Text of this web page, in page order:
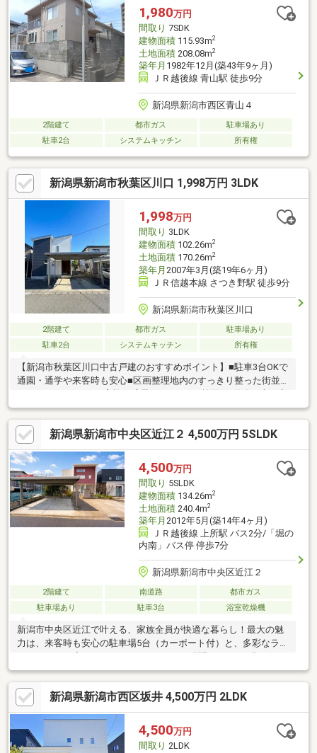
1,980万円
間取り 7SDK
建物面積115.93m2
土地面積208.08m2
築年月 1982年12月(築43年9ヶ月)
ＪＲ越後線 青山駅 徒歩9分
新潟県新潟市西区青山４
2階建て 都市ガス
駐車場あり
駐車2台
システムキッチン 所有権
新潟県新潟市秋葉区川口 1,998万円 3LDK
1,998万円
間取り 3LDK
建物面積102.26m2
土地面積170.26m2
築年月 2007年3月(築19年6ヶ月)
ＪＲ信越本線 さつき野駅 徒歩9分
新潟県新潟市秋葉区川口
2階建て 都市ガス
駐車場あり
駐車2台
システムキッチン 所有権
【新潟市秋葉区川口中古戸建のおすすめポイント】■駐車3台OKで
通園・通学や来客時も安心■区画整理地内のすっきり整った街並
み■3LDK→4LDK可で家族の成長にフィット■前面6m道路で車の出
し入れもスムーズ【小中学校】結小学校 約1800ｍ新津第二中学
校 約2200ｍ当社ホームページではSUUMOには載っていない物
件資料を確認することができます♪住宅に関することなら、「年間
取引件数500件以上」の実績があるハーバーエステートになんで
もご相談ください。
新潟県新潟市中央区近江２ 4,500万円 5SLDK
4,500万円
間取り 5SLDK
建物面積134.26m2
土地面積240.4m2
築年月 2012年5月(築14年4ヶ月)
ＪＲ越後線 上所駅 バス2分/「堀の
内南」バス停 停歩7分
新潟県新潟市中央区近江２
2階建て 南道路
都市ガス
駐車場あり
駐車3台 浴室乾燥機
新潟市中央区近江で叶える、家族全員が快適な暮らし！最大の魅
力は、来客時も安心の駐車場5台（カーポート付）と、多彩なライ
階リビングで家族の団らんを楽しみつつ、豊富な部屋数でプライ
ベート空間もしっかり確保。マルチスペースや充実の収納が、毎
日の家事をサポートします。現代のニーズを満たす、魅力あふれ
る優良物件です。上所小学校へは直線ルートで徒歩わずか4分。見
通しが良く、低学年のお子様の毎日の登下校も安心「笹出線」
「和合線」へ各約400m。市内各所へ好アクセスながら、大通りの
喧騒から離れた落ち着いた生活が叶います
新潟県新潟市西区坂井 4,500万円 2LDK
4,500万円
間取り 2LDK